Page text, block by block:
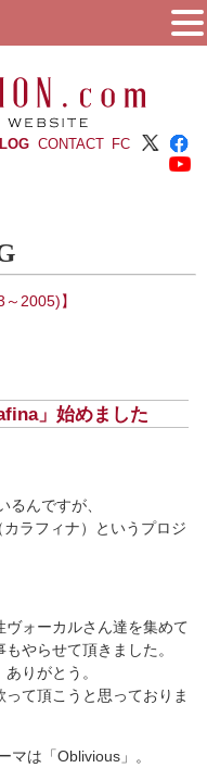
CONTACT FC
2005)】
」始めました
るんですが、
ラフィナ）というプロジ
ォーカルさん達を集めて
やらせて頂きました。
りがとう。
て頂こうと思っておりま
マは「Oblivious」。